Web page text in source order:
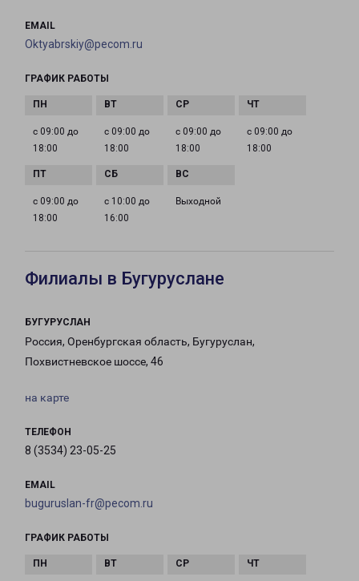
EMAIL
Oktyabrskiy@pecom.ru
ГРАФИК РАБОТЫ
с 09:00 до
18:00
с 09:00 до
18:00
с 09:00 до
18:00
с 09:00 до
18:00
с 09:00 до
18:00
с 10:00 до
16:00
Выходной
Филиалы в Бугуруслане
БУГУРУСЛАН
Россия, Оренбургская область, Бугуруслан,
Похвистневское шоссе, 46
на карте
ТЕЛЕФОН
8 (3534) 23-05-25
EMAIL
buguruslan-fr@pecom.ru
ГРАФИК РАБОТЫ